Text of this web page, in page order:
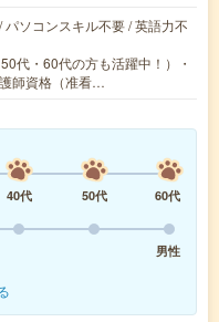
ソコンスキル不要 / 英語力不
代・60代の方も活躍中！）・
師資格（准看…
40代 50代
60代
男性